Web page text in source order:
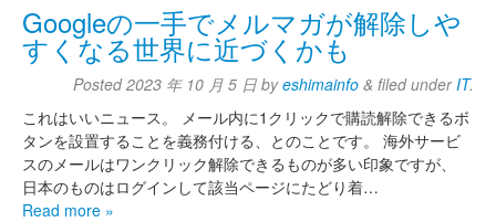
Googleの一手でメルマガが解除しや
すくなる世界に近づくかも
Posted2023 年 10 月 5 日 byeshimainfo & filed under IT.
これはいいニュース。 メール内に1クリックで購読解除できるボ
タンを設置することを義務付ける、とのことです。 海外サービ
スのメールはワンクリック解除できるものが多い印象ですが、
日本のものはログインして該当ページにたどり着…
Read more »